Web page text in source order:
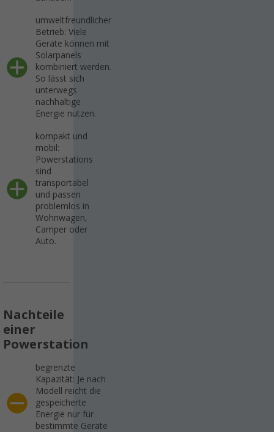
umweltfreundlicher
Betrieb: Viele
Geräte können mit
Solarpanels
kombiniert werden.
So lässt sich
unterwegs
nachhaltige
Energie nutzen.
kompakt und
mobil:
Powerstations
sind
transportabel
und passen
problemlos in
Wohnwagen,
Camper oder
Auto.
Nachteile
einer
Powerstation
begrenzte
Kapazität: Je nach
Modell reicht die
gespeicherte
Energie nur für
bestimmte Geräte